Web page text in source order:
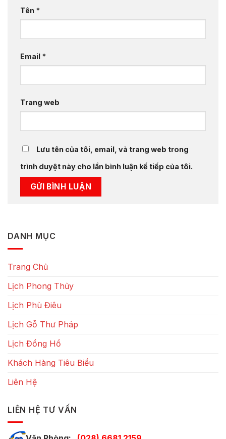
Tên *
Email *
Trang web
Lưu tên của tôi, email, và trang web trong
trình duyệt này cho lần bình luận kế tiếp của tôi.
DANH MỤC
Trang Chủ
Lịch Phong Thủy
Lịch Phù Điêu
Lịch Gỗ Thư Pháp
Lịch Đồng Hồ
Khách Hàng Tiêu Biểu
Liên Hệ
LIÊN HỆ TƯ VẤN